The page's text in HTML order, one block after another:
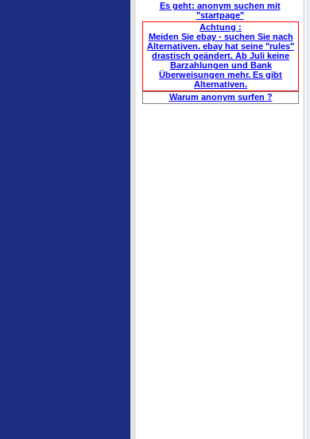
Es geht: anonym suchen mit
"startpage"
Achtung :
Meiden Sie ebay - suchen Sie nach
Alternativen. ebay hat seine "rules"
drastisch geändert. Ab Juli keine
Barzahlungen und Bank
Überweisungen mehr. Es gibt
Alternativen.
Warum anonym surfen ?